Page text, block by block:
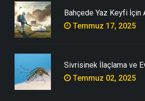
Bahçede Yaz Keyfi İçin
Temmuz 17, 2025
Sivrisinek İlaçlama ve
Temmuz 02, 2025